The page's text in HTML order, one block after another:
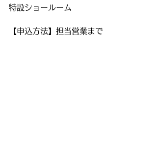
特設ショールーム
【申込方法】担当営業まで